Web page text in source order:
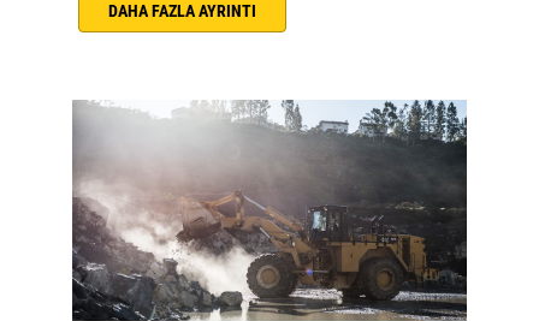
DAHA FAZLA AYRINTI